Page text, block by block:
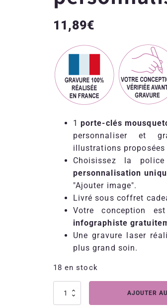
11,89€
1 porte-clés
personnaliser et
illustrations
Choisissez la
personnalisation
"Ajouter image".
Livré sous coffret
Votre conception
infographiste
Une gravure laser
plus grand soin.
18 en stock
quantité
AJOUTER